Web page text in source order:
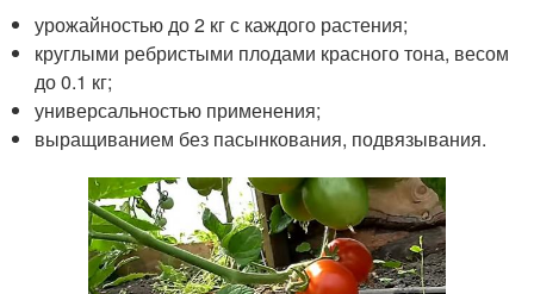
урожайностью до 2 кг с каждого растения;
круглыми ребристыми плодами красного тона, весом
до 0.1 кг;
универсальностью применения;
выращиванием без пасынкования, подвязывания.